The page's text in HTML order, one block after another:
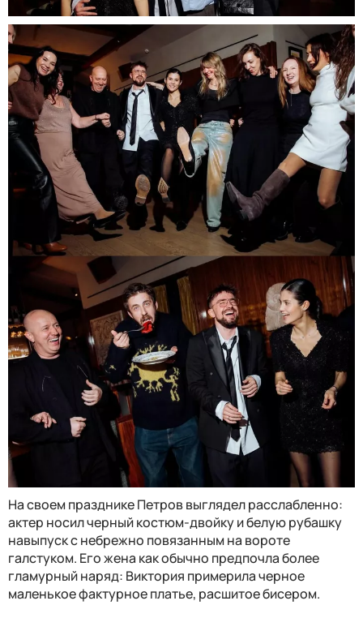
На своем празднике Петров выглядел расслабленно:
актер носил черный костюм-двойку и белую рубашку
навыпуск с небрежно повязанным на вороте
галстуком. Его жена как обычно предпочла более
гламурный наряд: Виктория примерила черное
маленькое фактурное платье, расшитое бисером.